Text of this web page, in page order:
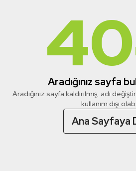
Aradığınız sayfa
Aradığınız sayfa kaldırılmış, adı
kullanım dışı
Ana Sayfaya